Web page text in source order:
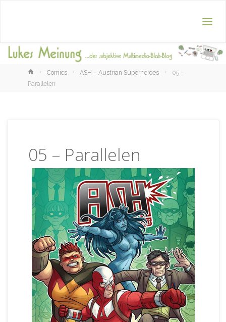
HomeComics ASH – Austrian Superheroes
05 –
Parallelen
05 – Parallelen